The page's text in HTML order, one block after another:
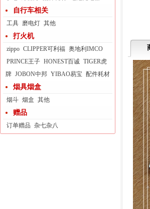
自行车相关
工具 磨电灯 其他
打火机
zippo CLIPPER可利福 奥地利IMCO
PRINCE王子 HONEST百诚 TIGER虎
牌 JOBON中邦 YIBAO易宝 配件耗材
烟具烟盒
烟斗 烟盒 其他
赠品
订单赠品 杂七杂八